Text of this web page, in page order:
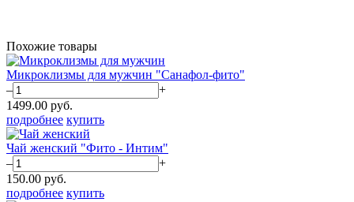
Похожие товары
Микроклизмы для мужчин "Санафол-фито"
–
+
1499.00 руб.
подробнее купить
Чай женский "Фито - Интим"
–
+
150.00 руб.
подробнее купить